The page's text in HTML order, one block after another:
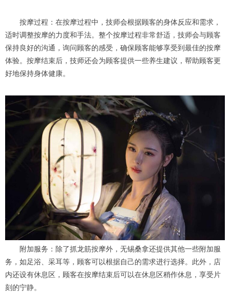
按摩过程：在按摩过程中，技师会根据顾客的身体反应和需求，
适时调整按摩的力度和手法。整个按摩过程非常舒适，技师会与顾客
保持良好的沟通，询问顾客的感受，确保顾客能够享受到最佳的按摩
体验。按摩结束后，技师还会为顾客提供一些养生建议，帮助顾客更
好地保持身体健康。
附加服务：除了抓龙筋按摩外，无锡桑拿还提供其他一些附加服
务，如足浴、采耳等，顾客可以根据自己的需求进行选择。此外，店
内还设有休息区，顾客在按摩结束后可以在休息区稍作休息，享受片
刻的宁静。